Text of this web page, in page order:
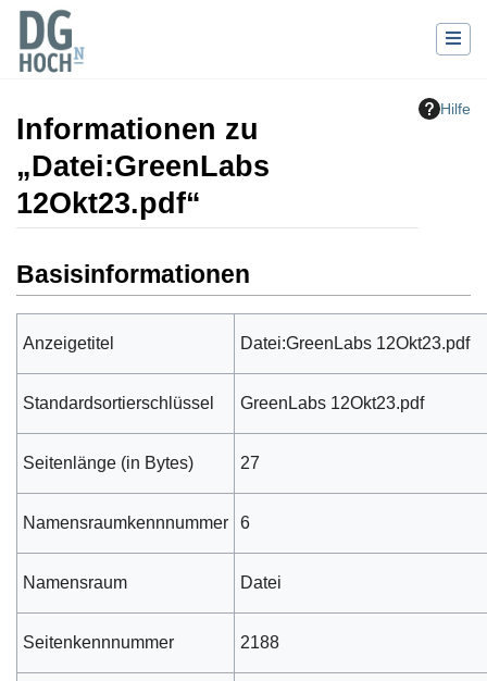
Hilfe
Informationen zu
„Datei:GreenLabs
12Okt23.pdf“
Basisinformationen
Anzeigetitel Datei:GreenLabs 12Okt23.pdf
Standardsortierschlüssel GreenLabs 12Okt23.pdf
Seitenlänge (in Bytes) 27
Namensraumkennnummer 6
Namensraum Datei
Seitenkennnummer 2188